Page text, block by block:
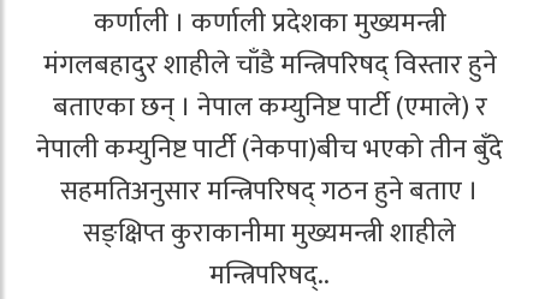
कर्णाली । कर्णाली प्रदेशका मुख्यमन्त्री
मंगलबहादुर शाहीले चाँडै मन्त्रिपरिषद् विस्तार हुने
बताएका छन् । नेपाल कम्युनिष्ट पार्टी (एमाले) र
नेपाली कम्युनिष्ट पार्टी (नेकपा)बीच भएको तीन बुँदे
सहमतिअनुसार मन्त्रिपरिषद् गठन हुने बताए ।
सङ्क्षिप्त कुराकानीमा मुख्यमन्त्री शाहीले
मन्त्रिपरिषद्..